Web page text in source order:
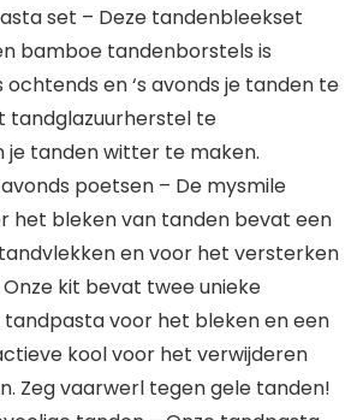
set – Deze tandenbleekset
bamboe tandenborstels is
ochtends en ‘s avonds je tanden te
tandglazuurherstel te
je tanden witter te maken.
poetsen – De mysmile
het bleken van tanden bevat een
en voor het versterken
kit bevat twee unieke
tandpasta voor het bleken en een
kool voor het verwijderen
Zeg vaarwerl tegen gele tanden!